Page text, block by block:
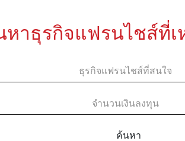
หาธุรกิจแฟรนไชส์ที่
ค้นหา